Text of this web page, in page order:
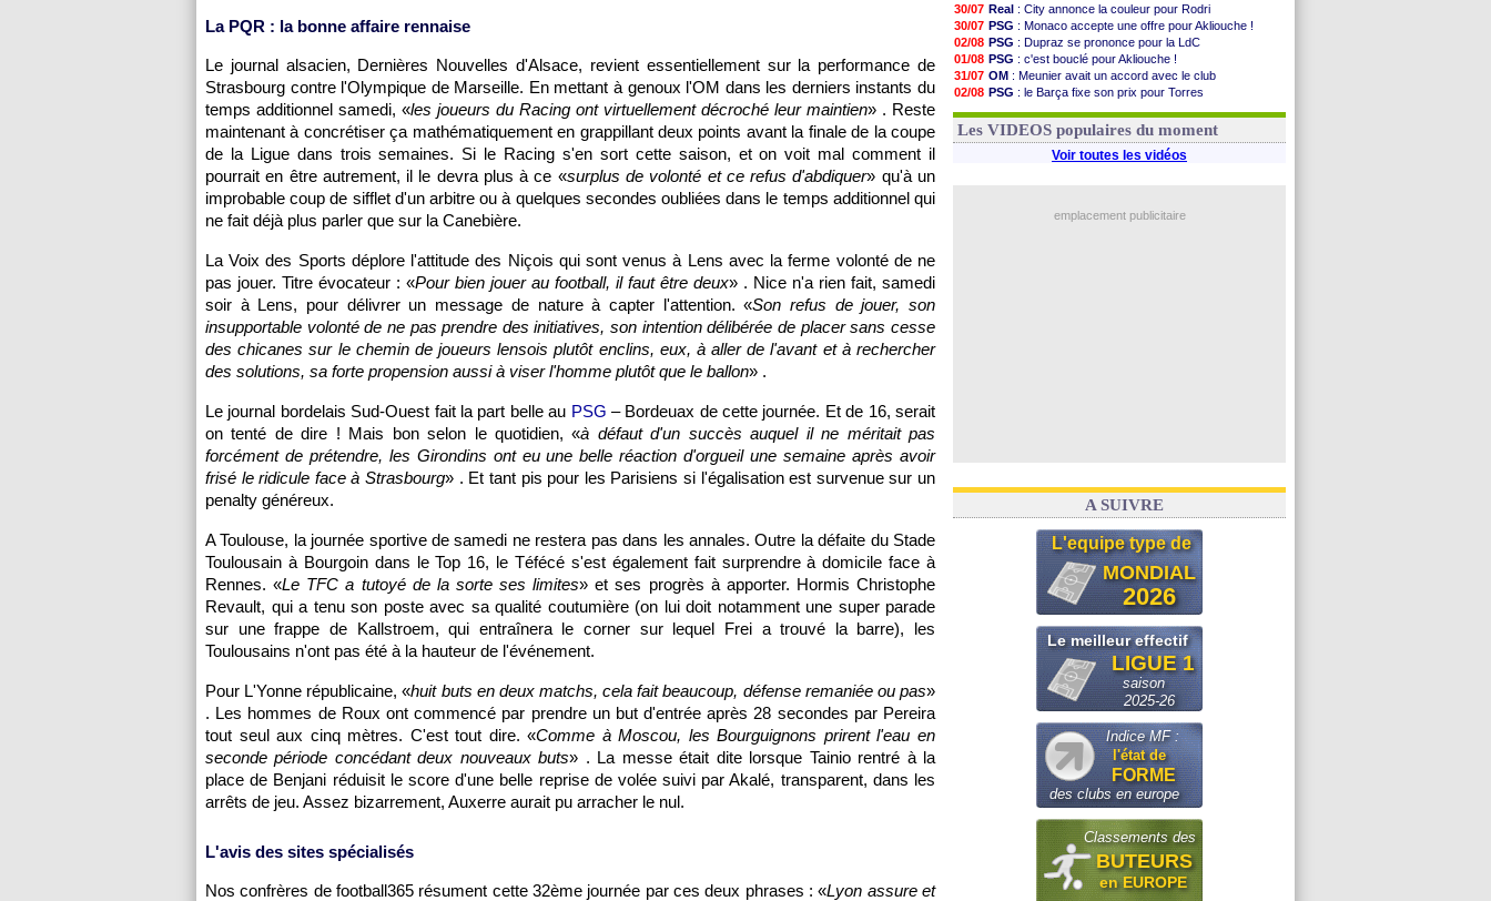
La PQR : la bonne affaire rennaise
Le journal alsacien, Dernières Nouvelles d'Alsace, revient essentiellement sur la performance de
Strasbourg contre l'Olympique de Marseille. En mettant à genoux l'OM dans les derniers instants du
temps additionnel samedi, «les joueurs du Racing ont virtuellement décroché leur maintien» . Reste
maintenant à concrétiser ça mathématiquement en grappillant deux points avant la finale de la coupe
de la Ligue dans trois semaines. Si le Racing s'en sort cette saison, et on voit mal comment il
pourrait en être autrement, il le devra plus à ce «surplus de volonté et ce refus d'abdiquer» qu'à un
improbable coup de sifflet d'un arbitre ou à quelques secondes oubliées dans le temps additionnel qui
ne fait déjà plus parler que sur la Canebière.
La Voix des Sports déplore l'attitude des Niçois qui sont venus à Lens avec la ferme volonté de ne
pas jouer. Titre évocateur : «Pour bien jouer au football, il faut être deux» . Nice n'a rien fait, samedi
soir à Lens, pour délivrer un message de nature à capter l'attention. «Son refus de jouer, son
insupportable volonté de ne pas prendre des initiatives, son intention délibérée de placer sans cesse
des chicanes sur le chemin de joueurs lensois plutôt enclins, eux, à aller de l'avant et à rechercher
des solutions, sa forte propension aussi à viser l'homme plutôt que le ballon» .
Le journal bordelais Sud-Ouest fait la part belle au PSG – Bordeuax de cette journée. Et de 16, serait
on tenté de dire ! Mais bon selon le quotidien, «à défaut d'un succès auquel il ne méritait pas
forcément de prétendre, les Girondins ont eu une belle réaction d'orgueil une semaine après avoir
frisé le ridicule face àStrasbourg» . Et tant pis pour les Parisiens si l'égalisation est survenue sur un
penalty généreux.
AToulouse, la journée sportive de samedi ne restera pas dans les annales. Outre la défaite du Stade
Toulousain à Bourgoin dans le Top 16, le Téfécé s'est également fait surprendre à domicile face à
Rennes. «Le TFC a tutoyé de la sorte ses limites» et ses progrès à apporter. Hormis Christophe
Revault, qui a tenu son poste avec sa qualité coutumière (on lui doit notamment une super parade
sur une frappe de Kallstroem, qui entraînera le corner sur lequel Frei a trouvé la barre), les
Toulousains n'ont pas été à la hauteur de l'événement.
Pour L'Yonne républicaine, «huit buts en deux matchs, cela fait beaucoup, défense remaniée ou pas»
. Les hommes de Roux ont commencé par prendre un but d'entrée après 28 secondes par Pereira
tout seul aux cinq mètres. C'est tout dire. «Comme à Moscou, les Bourguignons prirent l'eau en
seconde période concédant deux nouveaux buts» . La messe était dite lorsque Tainio rentré à la
place de Benjani réduisit le score d'une belle reprise de volée suivi par Akalé, transparent, dans les
arrêts de jeu. Assez bizarrement, Auxerre aurait pu arracher le nul.
L'avis des sites spécialisés
Nos confrères de football365 résument cette 32ème journée par ces deux phrases : «Lyon assure et
30/07 Real : City annonce la couleur pour Rodri
30/07 PSG : Monaco accepte une offre pour Akliouche !
02/08 PSG : Dupraz se prononce pour la LdC
01/08 PSG : c'est bouclé pour Akliouche !
31/07 OM : Meunier avait un accord avec le club
02/08 PSG : le Barça fixe son prix pour Torres
01/08 Barça: Torres souhaite rejoindre le PSG !
Les VIDEOS populaires du moment
Voir toutes les vidéos
emplacement publicitaire
A SUIVRE
L'equipe type de
MONDIAL
2026
Le meilleur effectif
LIGUE 1
saison
2025-26
Indice MF :
l'état de
FORME
des clubs en europe
Classements des
BUTEURS
en EUROPE